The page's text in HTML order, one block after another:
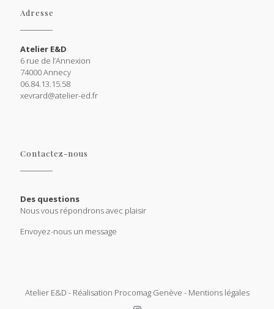
Adresse
Atelier E&D
6 rue de l’Annexion
74000 Annecy
06.84.13.15.58
xevrard@atelier-ed.fr
Contactez-nous
Des questions
Nous vous répondrons avec plaisir
Envoyez-nous un message
Atelier E&D - Réalisation ProcomagGenève - Mentions légales